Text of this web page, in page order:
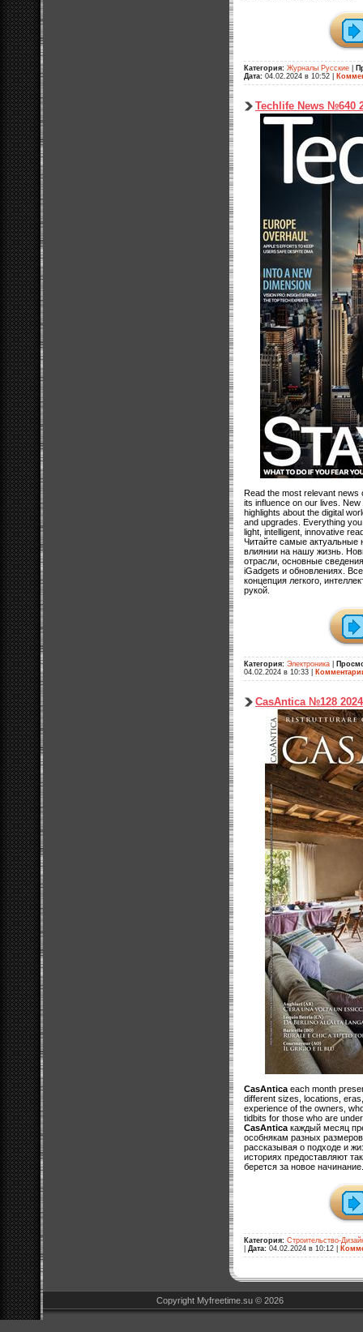
Категория: Журналы Русские
Дата: 04.02.2024 в 10:52
Techlife News №640
Read the most relevant news
its influence on our lives.
highlights about the digital
and upgrades. Everything
light, intelligent, innovative
Читайте самые актуальные
влиянии на нашу жизнь.
отрасли, основные
iGadgets и обновлениях.
концепция легкого,
рукой.
Категория: Электроника
04.02.2024 в 10:33
CasAntica №128 2024
CasAntica each month
different sizes, locations,
experience of the owners,
tidbits for those who are
CasAntica каждый месяц
особнякам разных
рассказывая о подходе и
историях предоставляют
берется за новое начинание.
Категория: Строительство-
Дата: 04.02.2024 в 10:12
Copyright Myfreetime.su © 2026